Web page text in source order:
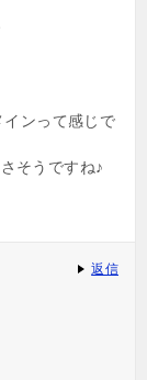
ンって感じで
そうですね♪
返信